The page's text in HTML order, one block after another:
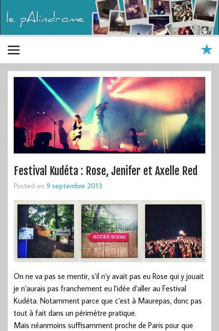
Festival Kudéta : Rose, Jenifer et Axelle Red
Posted on 9 septembre 2013
On ne va pas se mentir, s’il n’y avait pas eu Rose qui y jouait
je n’aurais pas franchement eu l’idée d’aller au Festival
Kudéta. Notamment parce que c’est à Maurepas, donc pas
tout à fait dans un périmètre pratique.
Mais néanmoins suffisamment proche de Paris pour que